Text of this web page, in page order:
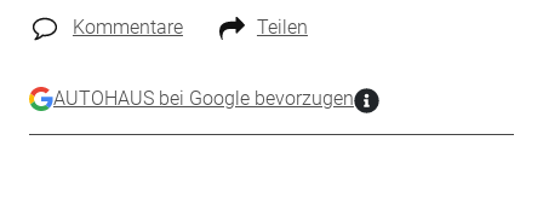
Kommentare Teilen
AUTOHAUS bei Google bevorzugen